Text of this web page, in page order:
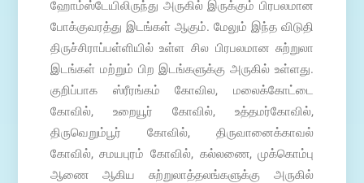
ஹோம்ஸ்டேயிலிருந்து அருகில் இருக்கும் பிரபலமான
போக்குவரத்து இடங்கள் ஆகும். மேலும் இந்த விடுதி
திருச்சிராப்பள்ளியில் உள்ள சில பிரபலமான சுற்றுலா
இடங்கள் மற்றும் பிற இடங்களுக்கு அருகில் உள்ளது.
குறிப்பாக ஸ்ரீரங்கம் கோவில, மலைக்கோட்டை
கோவில், உறையூர் கோவில், உத்தமர்கோவில்,
திருவெறும்பூர் கோவில், திருவானைக்காவல்
கோவில், சமயபுரம் கோவில், கல்லணை, முக்கொம்பு
ஆணை ஆகிய சுற்றுலாத்தலங்களுக்கு அருகில்